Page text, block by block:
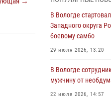
округа Росгвардии
самбо
03 августа 2026, 08:54
ЗА МИНУВШУЮ
В ВОЛОГОДСКОЙ
02 августа 2026, 10:37
В Вологде
Западного округа
боевому самбо
29 июля 2026, 13:20
В Вологде
мужчину от
22 июля 2026, 14:57